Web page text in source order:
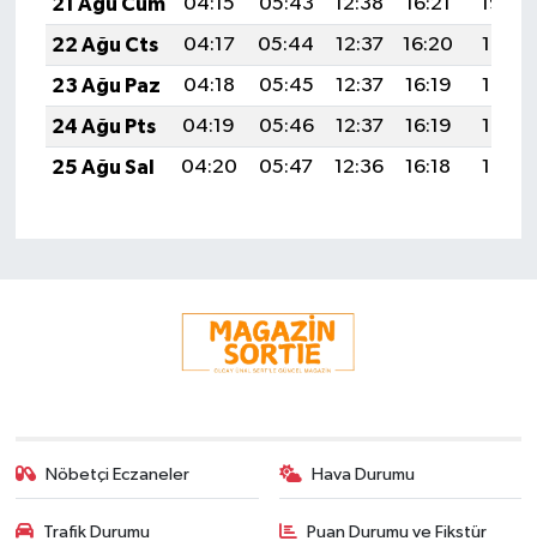
21 Ağu Cum
04:15 05:43 12:38 16:21
19:22
22 Ağu Cts
04:17 05:44 12:37 16:20
19:21
23 Ağu Paz
04:18 05:45 12:37 16:19
19:19
24 Ağu Pts
04:19 05:46 12:37 16:19
19:18
25 Ağu Sal
04:20 05:47 12:36 16:18 19:16
Nöbetçi Eczaneler Hava Durumu
Trafik Durumu Puan Durumu ve Fikstür